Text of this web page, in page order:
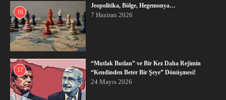
16
Jeopolitika, Bölge, Hegemonya…
7 Haziran 2026
17
“Mutlak Butlan” ve Bir Kez Daha Rejimin
“Kendinden Beter Bir Şeye” Dönüşmesi!
24 Mayıs 2026